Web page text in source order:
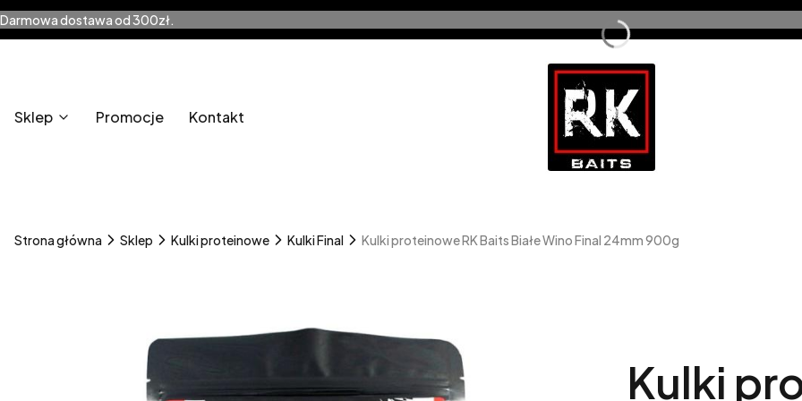
Darmowa dostawa od 300zł.
Sklep Promocje Kontakt
Strona główna Sklep Kulki proteinowe Kulki Final Kulki proteinowe RK Baits Białe Wino Final 24mm 900g
Kulki